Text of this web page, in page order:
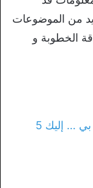
من الموضوعات
الخطوبة و
خطيبي لا يهتم بي … إليك 5